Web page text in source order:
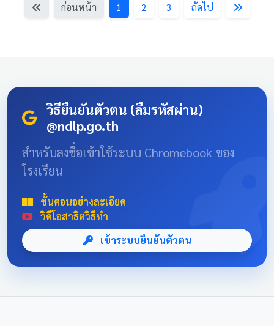
#003366 0%, #004080 100%); border-bottom: 5px solid
top: 10px; } .news-card-single::after { content: "🏆";
position: absolute; font-size: 8rem; bottom: -20px; right:
center; font-family: 'Sarabun', sans-serif; padding: 20px;
max-width: 800px; margin: 0 auto; } 📌 ข่าวประชาสัมพันธ์
แข่งขันและดูรายละเอียดเพิ่มเติม การแข่งขันศิลปหัตถกรรม
นักเรียนครั้งที่ 73 โซนอุบลเหนือ จังหวัดอุบลราชธานี
ก่อนหน้า 1 2 3 ถัดไป
วิธียืนยันตัวตน (ลืมรหัสผ่าน)
@ndlp.go.th
สำหรับลงชื่อเข้าใช้ระบบ Chromebook ของ
โรงเรียน
ขั้นตอนอย่างละเอียด
วิดีโอสาธิตวิธีทำ
เข้าระบบยืนยันตัวตน